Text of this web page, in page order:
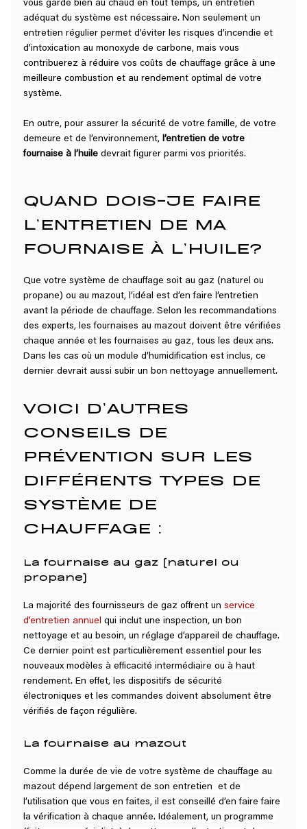
vous garde bien au chaud en tout temps, un entretien
adéquat du système est nécessaire. Non seulement un
entretien régulier permet d’éviter les risques d’incendie et
d’intoxication au monoxyde de carbone, mais vous
contribuerez à réduire vos coûts de chauffage grâce à une
meilleure combustion et au rendement optimal de votre
système.
En outre, pour assurer la sécurité de votre famille, de votre
demeure et de l’environnement, l’entretien de votre
fournaise à l’huile devrait figurer parmi vos priorités.
QUAND DOIS-JE FAIRE
L’ENTRETIEN DE MA
FOURNAISE À L’HUILE?
Que votre système de chauffage soit au gaz (naturel ou
propane) ou au mazout, l’idéal est d’en faire l’entretien
avant la période de chauffage. Selon les recommandations
des experts, les fournaises au mazout doivent être vérifiées
chaque année et les fournaises au gaz, tous les deux ans.
Dans les cas où un module d’humidification est inclus, ce
dernier devrait aussi subir un bon nettoyage annuellement.
VOICI D’AUTRES
CONSEILS DE
PRÉVENTION SUR LES
DIFFÉRENTS TYPES DE
SYSTÈME DE
CHAUFFAGE :
La fournaise au gaz (naturel ou
propane)
La majorité des fournisseurs de gaz offrent un service
d’entretien annuel qui inclut une inspection, un bon
nettoyage et au besoin, un réglage d’appareil de chauffage.
Ce dernier point est particulièrement essentiel pour les
nouveaux modèles à efficacité intermédiaire ou à haut
rendement. En effet, les dispositifs de sécurité
électroniques et les commandes doivent absolument être
vérifiés de façon régulière.
La fournaise au mazout
Comme la durée de vie de votre système de chauffage au
mazout dépend largement de son entretien  et de
l’utilisation que vous en faites, il est conseillé d’en faire faire
la vérification à chaque année. Idéalement, un programme